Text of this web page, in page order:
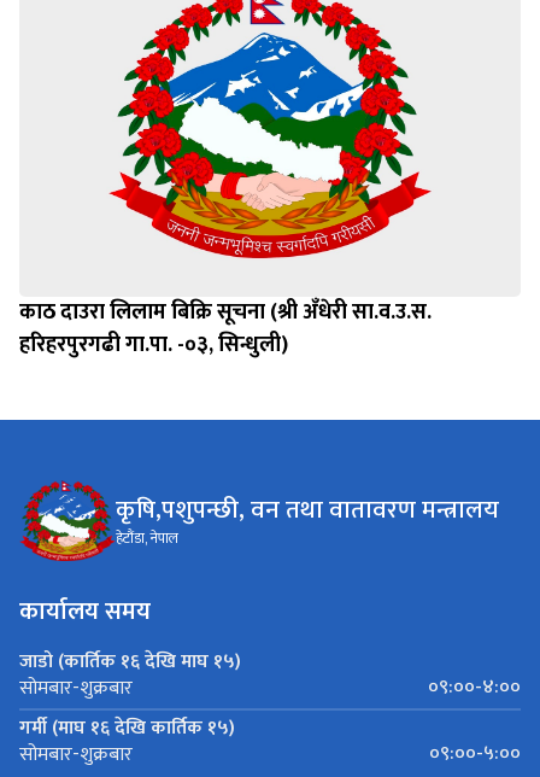
काठ दाउरा लिलाम बिक्रि सूचना (श्री अँधेरी सा.व.उ.स.
हरिहरपुरगढी गा.पा. -०३, सिन्धुली)
कृषि,पशुपन्छी, वन तथा वातावरण मन्त्रालय
हेटौंडा, नेपाल
कार्यालय समय
जाडो (कार्तिक १६ देखि माघ १५)
सोमबार-शुक्रबार
०९:००-४:००
गर्मी (माघ १६ देखि कार्तिक १५)
सोमबार-शुक्रबार ०९:००-५:००